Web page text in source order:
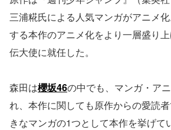
三浦糀氏による人気マンガがアニメ
する本作のアニメ化をより一層盛り
伝大使に就任した。
森田は櫻坂46の中でも、マンガ・ア
れ、本作に関しても原作からの愛読
きなマンガの1つとして本作を挙げて